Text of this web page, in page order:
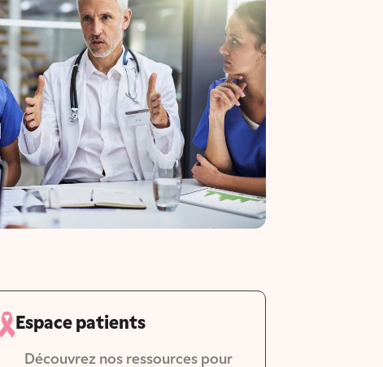
Espace patients
Découvrez nos ressources pour